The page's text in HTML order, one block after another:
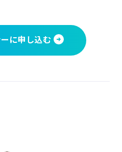
に申し込む